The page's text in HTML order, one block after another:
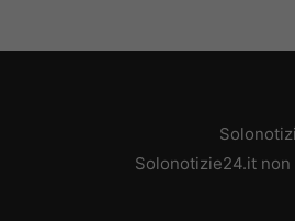
Solonotizie24.it